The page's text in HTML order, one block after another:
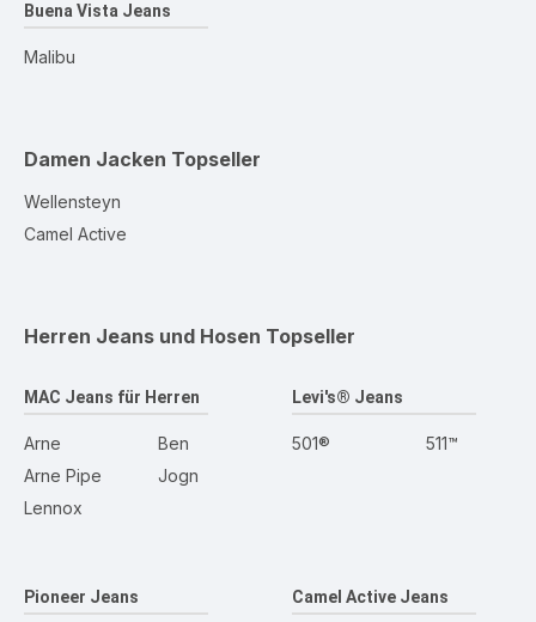
Buena Vista Jeans
Malibu
Damen Jacken Topseller
Wellensteyn
Camel Active
Herren Jeans und Hosen Topseller
MAC Jeans für Herren
Arne
Arne Pipe
Lennox
Ben
Jogn
Levi's® Jeans
501® 511™
Pioneer Jeans Camel Active Jeans